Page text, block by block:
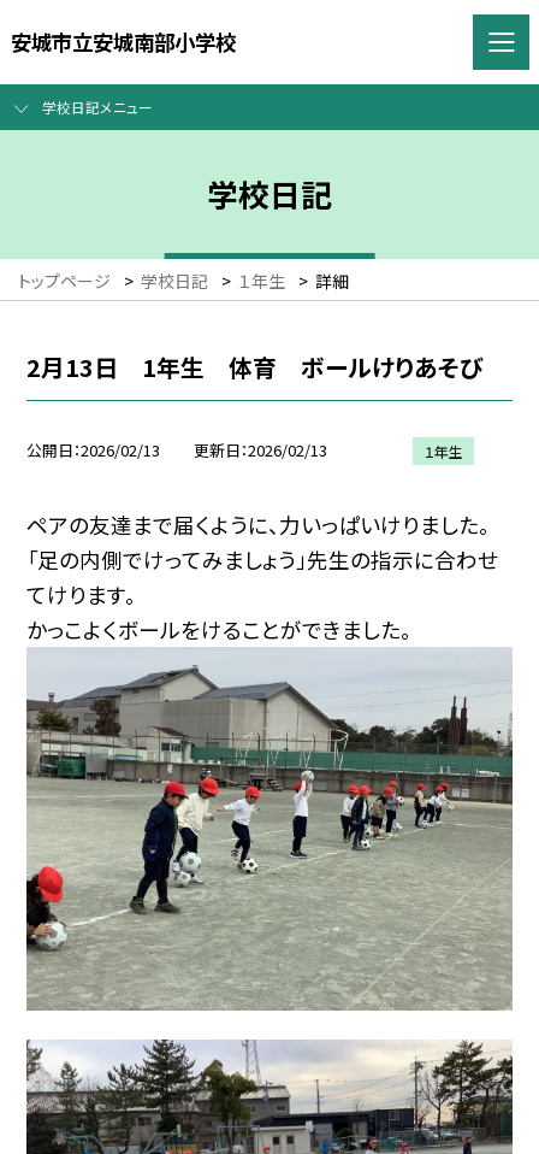
安城市立安城南部小学校
学校日記メニュー
学校日記
トップページ > 学校日記 > １年生 > 詳細
2月13日 1年生 体育 ボールけりあそび
公開日 2026/02/13 更新日 2026/02/13 １年生
ペアの友達まで届くように、力いっぱいけりました。
「足の内側でけってみましょう」先生の指示に合わせ
てけります。
かっこよくボールをけることができました。